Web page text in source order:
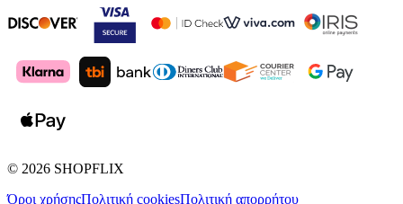
© 2026 SHOPFLIX
Όροι χρήσηςΠολιτική cookiesΠολιτική απορρήτου